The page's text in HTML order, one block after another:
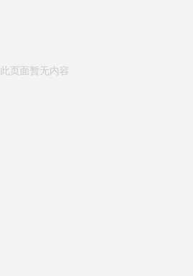
此页面暂无内容